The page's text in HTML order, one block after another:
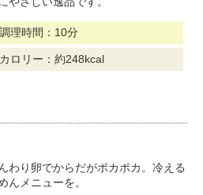
調理時間：10分
カロリー：約248kcal
わり卵でからだがポカポカ。冷える
んメニューを。